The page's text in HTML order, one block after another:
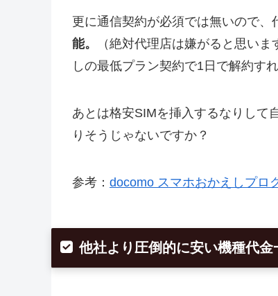
更に通信契約が必須では無いので、
能。
（絶対代理店は嫌がると思い
しの最低プラン契約で1日で解約す
あとは格安SIMを挿入するなりして
りそうじゃないですか？
参考： docomo スマホおかえしプロ
他社より圧倒的に安い機種代金